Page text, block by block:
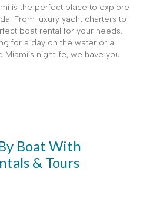
is the perfect place to explore
From luxury yacht charters to
boat rental for your needs.
for a day on the water or a
nightlife, we have you
Boat With
& Tours